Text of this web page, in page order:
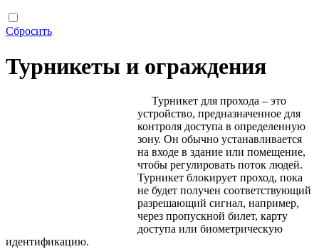
Сбросить
Турникеты и ограждения
Турникет для прохода – это
устройство, предназначенное для
контроля доступа в определенную
зону. Он обычно устанавливается
на входе в здание или помещение,
чтобы регулировать поток людей.
Турникет блокирует проход, пока
не будет получен соответствующий
разрешающий сигнал, например,
через пропускной билет, карту
доступа или биометрическую
идентификацию.